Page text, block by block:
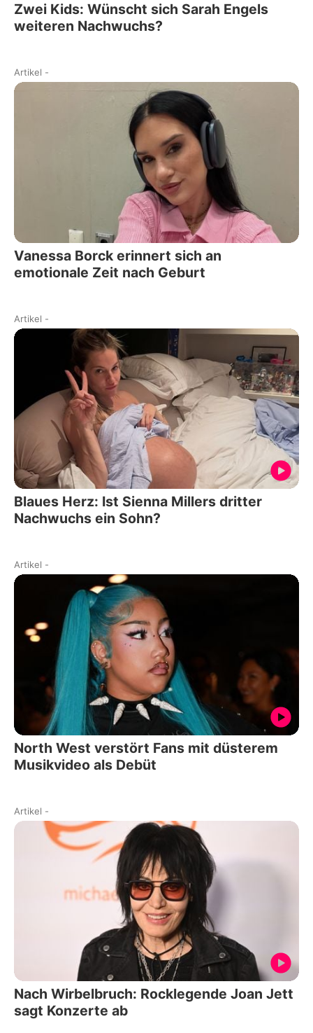
Zwei Kids: Wünscht sich Sarah Engels
weiteren Nachwuchs?
Artikel -
Vanessa Borck erinnert sich an
emotionale Zeit nach Geburt
Artikel -
Blaues Herz: Ist Sienna Millers dritter
Nachwuchs ein Sohn?
Artikel -
North West verstört Fans mit düsterem
Musikvideo als Debüt
Artikel -
Nach Wirbelbruch: Rocklegende Joan Jett
sagt Konzerte ab